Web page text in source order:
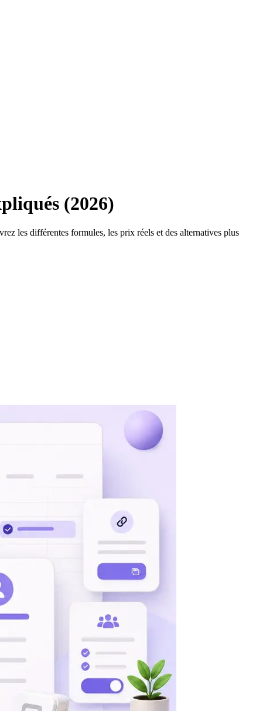
(2026)
les différentes formules, les prix réels et des alternatives plus